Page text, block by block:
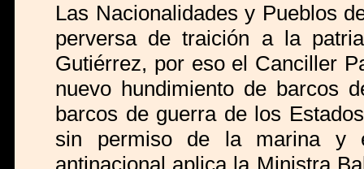
Las Nacionalidades y Pueblos
perversa de traición a la
Gutiérrez, por eso el Canciller
nuevo hundimiento de barcos
barcos de guerra de los
sin permiso de la marina y